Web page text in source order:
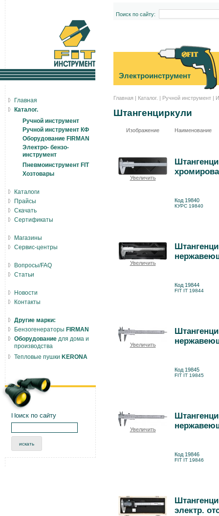
Поиск по сайту:
Электроинструмент
Главная | Каталог. | Ручной инструмент |
Штангенциркули
Изображение Наименование
Увеличить
Код 19840
КУРС 19840
Увеличить
Код 19844
FIT IT 19844
Увеличить
Код 19845
FIT IT 19845
Увеличить
Код 19846
FIT IT 19846
электр.
Главная
Каталог.
Ручной инструмент
Ручной инструмент КФ
Оборудование FIRMAN
Электро- бензо-
инструмент
Пневмоинструмент FIT
Хозтовары
Каталоги
Прайсы
Скачать
Сертификаты
Магазины
Сервис-центры
Вопросы/FAQ
Статьи
Новости
Контакты
Другие марки:
Бензогенераторы FIRMAN
Оборудование для дома и
производства
Тепловые пушки KERONA
Поиск по сайту